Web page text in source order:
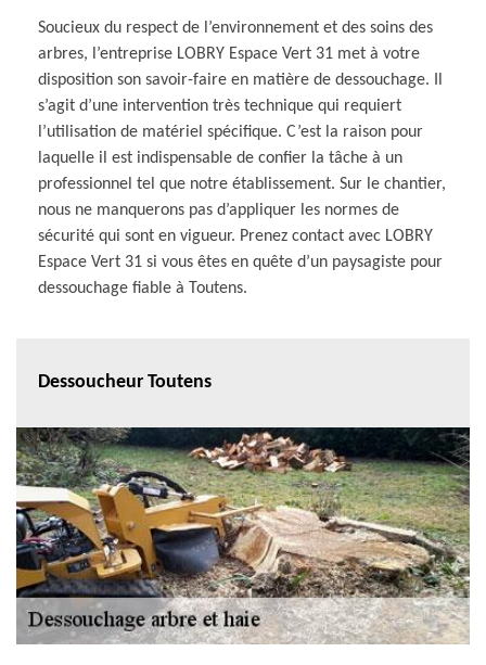
Soucieux du respect de l’environnement et des soins des
arbres, l’entreprise LOBRY Espace Vert 31 met à votre
disposition son savoir-faire en matière de dessouchage. Il
s’agit d’une intervention très technique qui requiert
l’utilisation de matériel spécifique. C’est la raison pour
laquelle il est indispensable de confier la tâche à un
professionnel tel que notre établissement. Sur le chantier,
nous ne manquerons pas d’appliquer les normes de
sécurité qui sont en vigueur. Prenez contact avec LOBRY
Espace Vert 31 si vous êtes en quête d’un paysagiste pour
dessouchage fiable à Toutens.
Dessoucheur Toutens